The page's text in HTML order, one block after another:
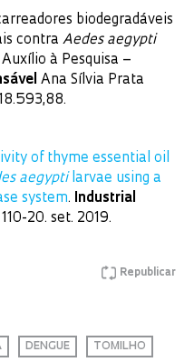
biodegradáveis
contra Aedes aegypti
Auxílio à Pesquisa –
Ana Sílvia Prata
of thyme essential oil
aegyptilarvae using a
system.
Industrial
20. set. 2019.
Republicar
DENGUE TOMILHO